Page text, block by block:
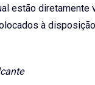
estão diretamente
à